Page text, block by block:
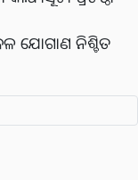
ଯୋଗାଣ ନିଶ୍ଚିତ